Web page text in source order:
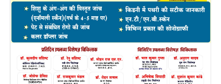
5. हम अपने राज्य के निर्माता पूर्व प्रधानमंत्री भारत रत्न श्रद्धेय श्री
अटल बिहारी वाजपेयी जी को नमन करते हैं, जिन्होंने अपना अटल
संकल्प पूरा किया और देश के नक्शे में छत्तीसगढ़ का एक नये राज्य
के रूप में उदय हुआ। अटल जी के जन्म शताब्दी वर्ष को हम अटल
निर्माण वर्ष के रूप में मना रहे हैं।